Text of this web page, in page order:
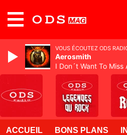
ACCUEIL BONS PLANS
VOUS ÉCOUTEZ ODS
Aerosmith
I Don´t Want To Miss